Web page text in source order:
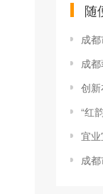
随
成都
成都蓉
创新布
“红韵匠
宜业宜
成都市